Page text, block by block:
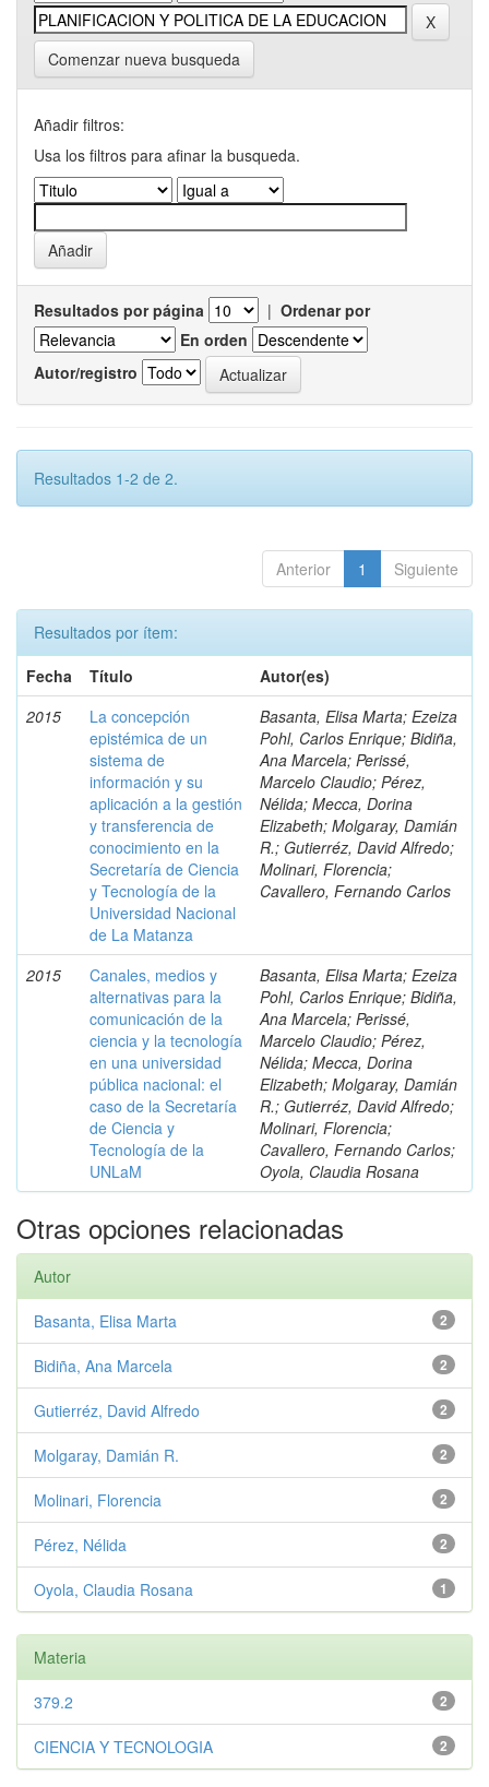
Comenzar nueva busqueda
Añadir filtros:
Usa los filtros para afinar la busqueda.
Resultados por página | Ordenar por
En orden
Autor/registro
Resultados 1-2 de 2.
Anterior 1 Siguiente
Resultados por ítem:
Fecha
Título
Autor(es)
2015
La concepción
epistémica de un
sistema de
información y su
aplicación a la gestión
y transferencia de
conocimiento en la
Secretaría de Ciencia
y Tecnología de la
Universidad Nacional
de La Matanza
Basanta, Elisa Marta; Ezeiza
Pohl, Carlos Enrique; Bidiña,
Ana Marcela; Perissé,
Marcelo Claudio; Pérez,
Nélida; Mecca, Dorina
Elizabeth; Molgaray, Damián
R.; Gutierréz, David Alfredo;
Molinari, Florencia;
Cavallero, Fernando Carlos
2015
Canales, medios y
alternativas para la
comunicación de la
ciencia y la tecnología
en una universidad
pública nacional: el
caso de la Secretaría
de Ciencia y
Tecnología de la
UNLaM
Basanta, Elisa Marta; Ezeiza
Pohl, Carlos Enrique; Bidiña,
Ana Marcela; Perissé,
Marcelo Claudio; Pérez,
Nélida; Mecca, Dorina
Elizabeth; Molgaray, Damián
R.; Gutierréz, David Alfredo;
Molinari, Florencia;
Cavallero, Fernando Carlos;
Oyola, Claudia Rosana
Otras opciones relacionadas
Autor
2
Basanta, Elisa Marta
2
Bidiña, Ana Marcela
2
Gutierréz, David Alfredo
2
Molgaray, Damián R.
2
Molinari, Florencia
2
Pérez, Nélida
1
Oyola, Claudia Rosana
Materia
2
379.2
2
CIENCIA Y TECNOLOGIA